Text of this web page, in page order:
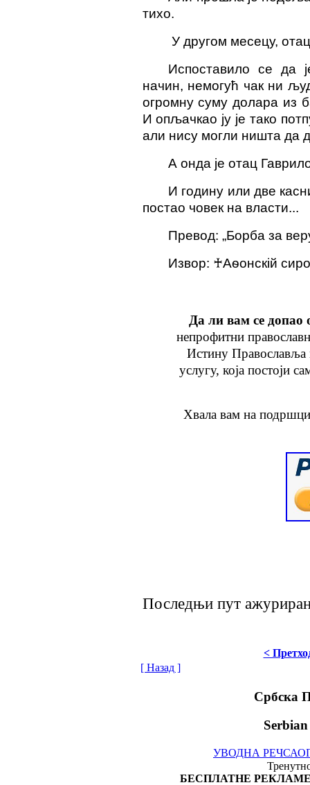
тихо.
У другом месецу,
Испоставило се да
начин, немогућ чак ни
огромну суму долара из
И опљачкао ју је тако
али нису могли ништа да
А онда је отац
И годину или две
постао човек на власти...
Превод: „Борба за
Извор: ♰Аѳонскій​
Да ли вам се допао
непрофитни
Истину
услугу, којапостоји
Хвала вам на
Последњи пут
<
[ Назад ]
Србска
УВОДНА РЕЧ
БЕСПЛАТНЕ